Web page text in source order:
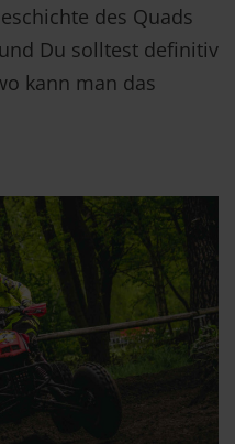
des Quads
Du solltest definitiv
kann man das